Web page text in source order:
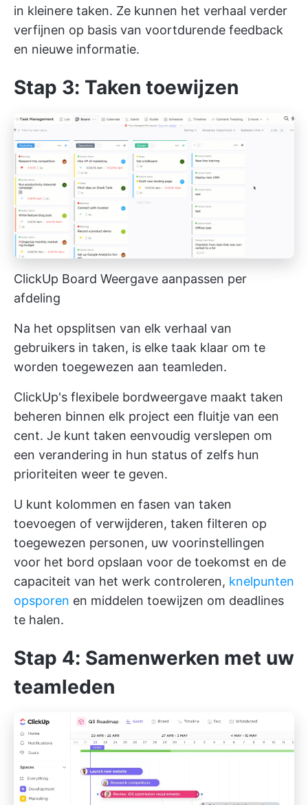
in kleinere taken. Ze kunnen het verhaal verder
verfijnen op basis van voortdurende feedback
en nieuwe informatie.
Stap 3: Taken toewijzen
ClickUp Board Weergave aanpassen per
afdeling
Na het opsplitsen van elk verhaal van
gebruikers in taken, is elke taak klaar om te
worden toegewezen aan teamleden.
ClickUp's flexibele bordweergave maakt taken
beheren binnen elk project een fluitje van een
cent. Je kunt taken eenvoudig verslepen om
een verandering in hun status of zelfs hun
prioriteiten weer te geven.
U kunt kolommen en fasen van taken
toevoegen of verwijderen, taken filteren op
toegewezen personen, uw voorinstellingen
voor het bord opslaan voor de toekomst en de
capaciteit van het werk controleren, knelpunten
opsporen en middelen toewijzen om deadlines
te halen.
Stap 4: Samenwerken met uw
teamleden